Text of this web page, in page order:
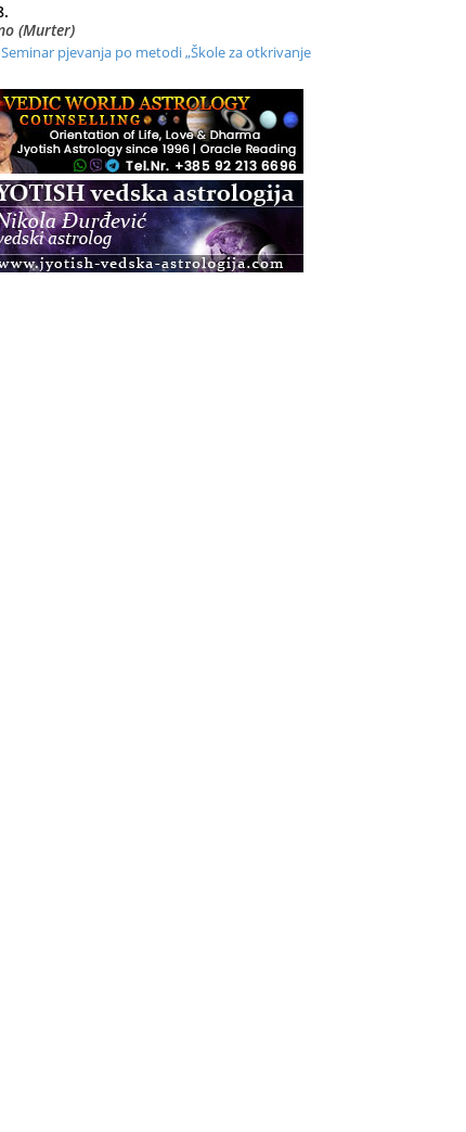
(Murter)
Seminar pjevanja po metodi „Škole za otkrivanje
Radionica: Pomagači iz drugih dimenzija Online –
za sve
Osnovni ThetaHealing® tečaj, Zagreb i Online